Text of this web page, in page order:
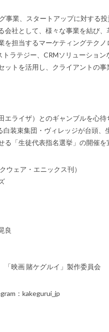
業、スタートアップに対する
社として、様々な事業を結び、
担当するマーケティングテクノ
ラテジー、CRMソリューショ
トを活用し、クライアントの
ライザ）とのギャンブルを心
装束集団・ヴィレッジが台頭、
る「生徒代表指名選挙」の開催
ウェア・エニックス刊）
良
映画 賭ケグルイ」製作委員会
：kakegurui_jp